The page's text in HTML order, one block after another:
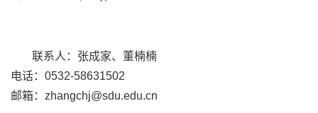
联系人：张成家、董楠楠
电话：0532-58631502
邮箱：zhangchj@sdu.edu.cn